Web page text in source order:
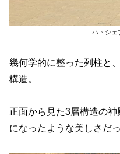
ハトシェ
幾何学的に整った列柱と
構造。
正面から見た3層構造の
になったような美しさだっ